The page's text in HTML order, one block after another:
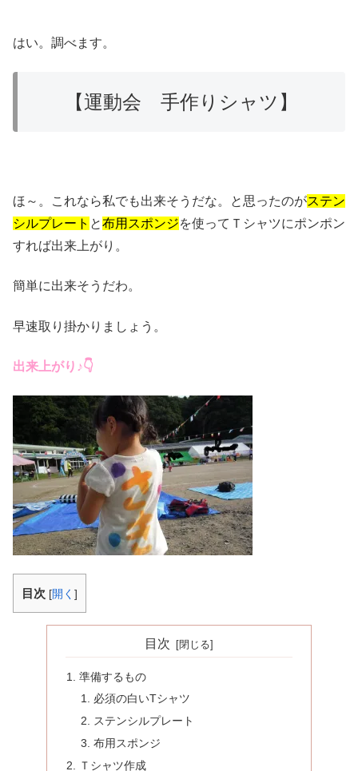
はい。調べます。
【運動会 手作りシャツ】
ほ～。これなら私でも出来そうだな。と思ったのがステン
シルプレート と布用スポンジを使ってＴシャツにポンポン
すれば出来上がり。
簡単に出来そうだわ。
早速取り掛かりましょう。
出来上がり♪👇
目次 [開く ]
目次
準備するもの
必須の白いTシャツ
ステンシルプレート
布用スポンジ
Ｔシャツ作成